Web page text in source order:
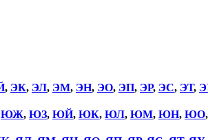
, ЭК, ЭЛ, ЭМ, ЭН, ЭО, ЭП, ЭР, ЭС, ЭТ,
ЮЖ, ЮЗ, ЮЙ, ЮК, ЮЛ, ЮМ, ЮН, ЮО,